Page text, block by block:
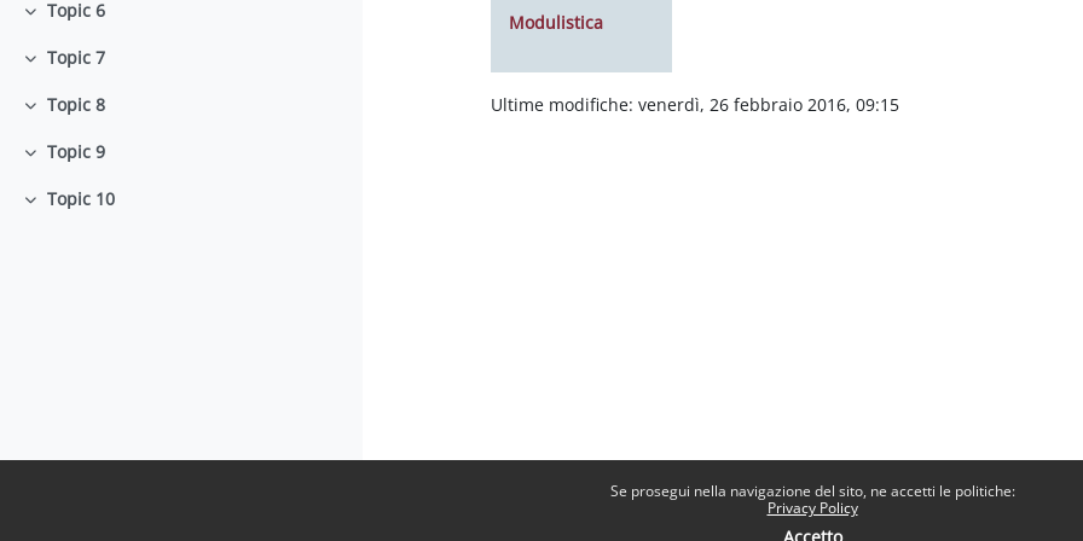
Se prosegui nella navigazione del sito, ne accetti le politiche:
Privacy Policy
Minimizza
Topic 6
Minimizza
Topic 7
Minimizza
Topic 8
Minimizza
Topic 9
Minimizza
Topic 10
Modulistica
Ultime modifiche: venerdì, 26 febbraio 2016, 09:15